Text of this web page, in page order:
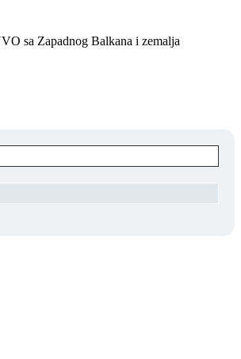
sa Zapadnog Balkana i zemalja